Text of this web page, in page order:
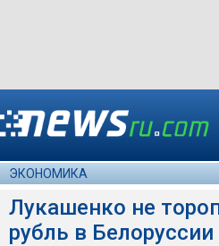
ЭКОНОМИКА
Лукашенко не
рубль в Белоруссии